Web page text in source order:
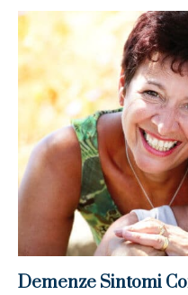
Demenze Sintomi